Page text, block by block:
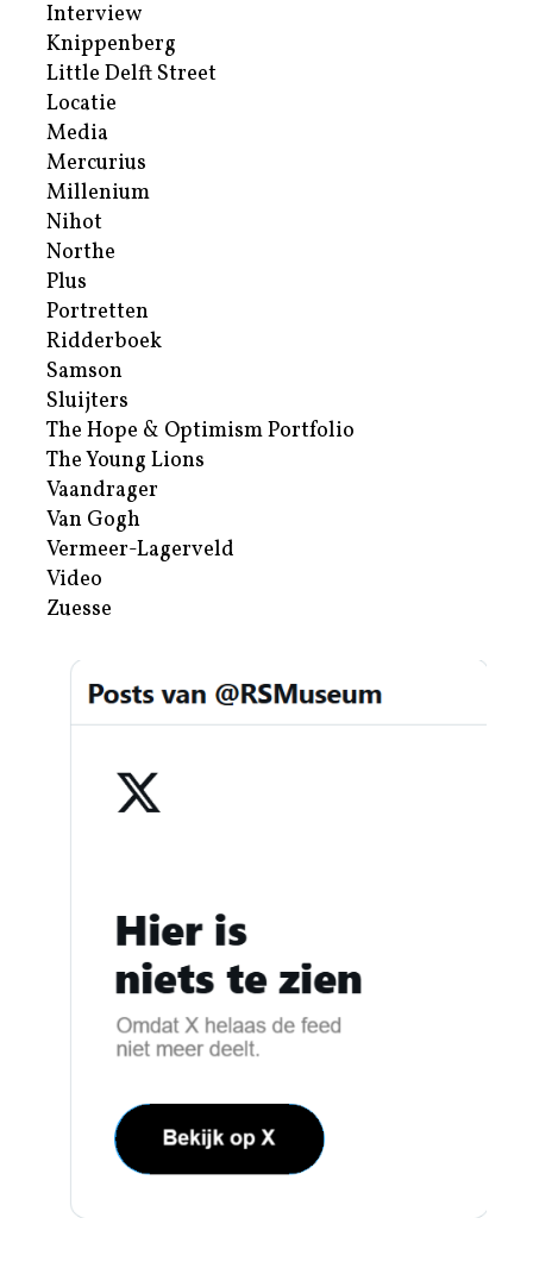
Interview
Knippenberg
Little Delft Street
Locatie
Media
Mercurius
Millenium
Nihot
Northe
Plus
Portretten
Ridderboek
Samson
Sluijters
The Hope & Optimism Portfolio
The Young Lions
Vaandrager
Van Gogh
Vermeer-Lagerveld
Video
Zuesse